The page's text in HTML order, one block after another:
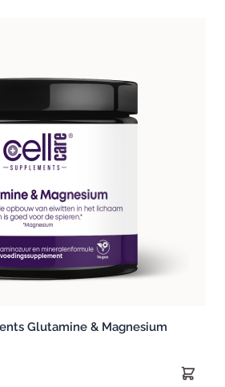
Glutamine & Magnesium